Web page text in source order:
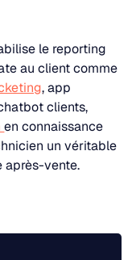
le reporting
au client comme
, app
clients,
en connaissance
un véritable
après-vente.